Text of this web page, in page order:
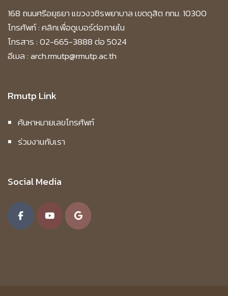
168 ถนนศรีอยุธยา แขวงวชิรพยาบาล เขตดุสิต กทม. 10300
โทรศัพท์ :คลิกเพื่อดูเบอร์ต่อภายใน
โทรสาร : 02-665-3888 ต่อ 5024
อีเมล : arch.rmutp@rmutp.ac.th
Rmutp Link
ค้นหาหมายเลขโทรศัพท์
ร่วมงานกับเรา
Social Media